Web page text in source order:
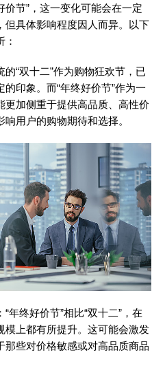
价节”，这一变化可能会在一定
但具体影响程度因人而异。以下
“双十二”作为购物狂欢节，已
印象。而“年终好价节”作为一
更加侧重于提供高品质、高性价
用户的购物期待和选择。
年终好价节”相比“双十二”，在
模上都有所提升。这可能会激发
那些对价格敏感或对高品质商品